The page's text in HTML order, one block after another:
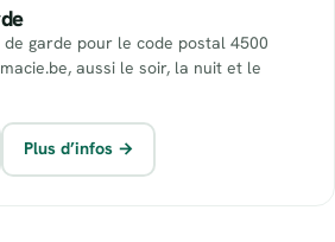
garde pour le code postal 4500
aussi le soir, la nuit et le
Plus d’infos →